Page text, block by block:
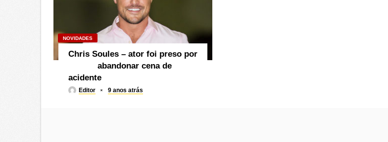
NOVIDADES
Chris Soules – ator foi preso por
abandonar cena de
acidente
Editor 9 anos atrás